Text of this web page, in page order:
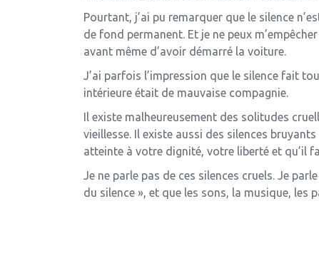
Pourtant, j’ai pu remarquer que le silence
de fond permanent. Et je ne peux
avant même d’avoir démarré la voiture.
J’ai parfois l’impression que le silence fait
intérieure était de mauvaise compagnie.
Il existe malheureusement des solitudes
vieillesse. Il existe aussi des silences
atteinte à votre dignité, votre liberté et qu’il
Je ne parle pas de ces silences cruels. Je
du silence », et que les sons, la musique, les